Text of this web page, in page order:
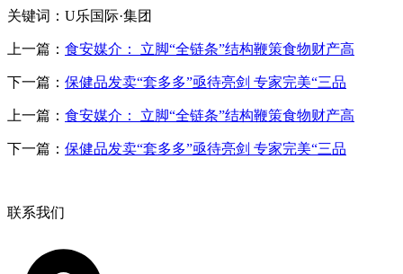
关键词：U乐国际·集团
上一篇： 食安媒介： 立脚“全链条”结构鞭策食物财产高
下一篇： 保健品发卖“套多多”亟待亮剑 专家完美“三品
上一篇： 食安媒介： 立脚“全链条”结构鞭策食物财产高
下一篇： 保健品发卖“套多多”亟待亮剑 专家完美“三品
联系我们